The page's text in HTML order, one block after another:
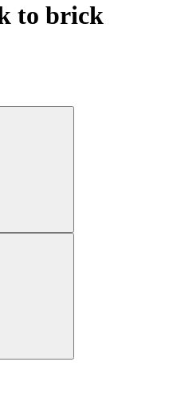
to brick